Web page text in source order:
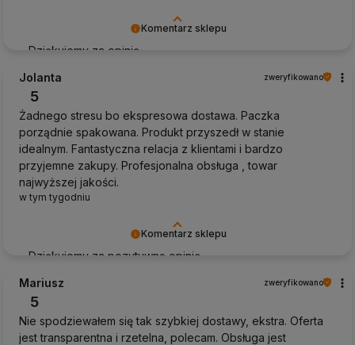
Komentarz sklepu
Dziękujemy za opinię
Komentarz sklepu
Dziękujemy za pozytywną opinię
Jolanta zweryfikowano
5
Żadnego stresu bo ekspresowa dostawa. Paczka
porządnie spakowana. Produkt przyszedł w stanie
idealnym. Fantastyczna relacja z klientami i bardzo
przyjemne zakupy. Profesjonalna obsługa , towar
najwyższej jakości.
w tym tygodniu
Mariusz zweryfikowano
5
Nie spodziewałem się tak szybkiej dostawy, ekstra. Oferta
jest transparentna i rzetelna, polecam. Obsługa jest